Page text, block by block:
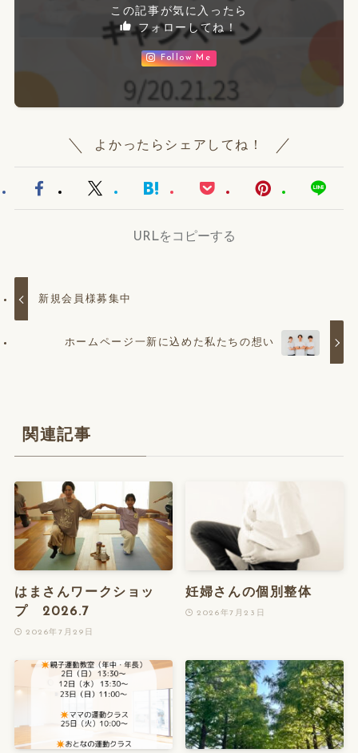
この記事が気に入ったら
フォローしてね！
Follow Me
よかったらシェアしてね！
URLをコピーする
新規会員様募集中
ホームページ一新に込めた私たちの想い
関連記事
はまさんワークショッ
プ 2026.7
2026年7月29日
妊婦さんの個別整体
2026年7月23日